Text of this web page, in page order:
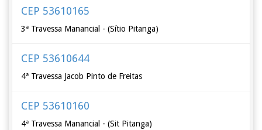
CEP 53610165
3ª Travessa Manancial - (Sítio Pitanga)
CEP 53610644
4ª Travessa Jacob Pinto de Freitas
CEP 53610160
4ª Travessa Manancial - (Sit Pitanga)